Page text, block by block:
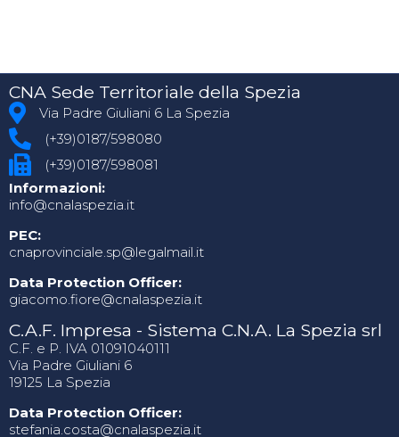
CNA Sede Territoriale della Spezia
Via Padre Giuliani 6 La Spezia
(+39)0187/598080
(+39)0187/598081
Informazioni:
info@cnalaspezia.it
PEC:
cnaprovinciale.sp@legalmail.it
Data Protection Officer:
giacomo.fiore@cnalaspezia.it
C.A.F. Impresa - Sistema C.N.A. La Spezia srl
C.F. e P. IVA 01091040111
Via Padre Giuliani 6
19125 La Spezia
Data Protection Officer:
stefania.costa@cnalaspezia.it